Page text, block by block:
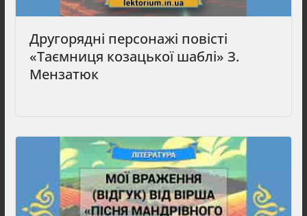
Другорядні персонажі повісті
«Таємниця козацької шаблі» З.
Мензатюк